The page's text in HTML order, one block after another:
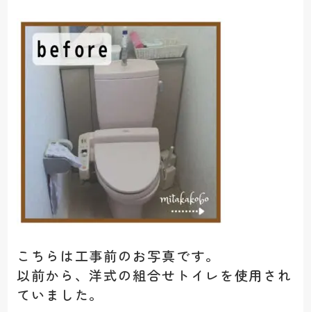
こちらは工事前のお写真です。
以前から、洋式の組合せトイレを使用され
ていました。